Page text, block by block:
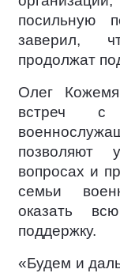
посильную
заверил,
продолжат
Олег
встреч
позволяют
вопросах и
семьи
оказать
поддержку.
«Будем и